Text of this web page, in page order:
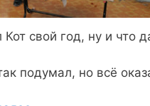
Кот свой год, ну и что
подумал, но всё